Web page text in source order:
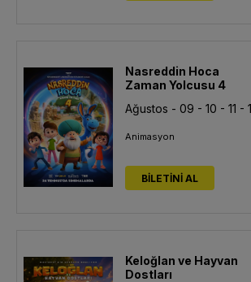
Nasreddin Hoca
Zaman Yolcusu 4
Animasyon
BİLETİNİ AL
Keloğlan ve Hayvan
Dostları